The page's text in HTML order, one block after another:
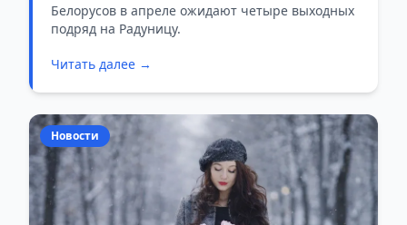
Белорусов в апреле ожидают четыре выходных
подряд на Радуницу.
Читать далее →
Новости